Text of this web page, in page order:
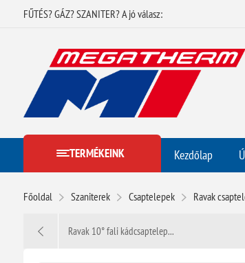
FŰTÉS? GÁZ? SZANITER? A jó válasz:
TERMÉKEINK Kezdőlap
Főoldal Szaniterek Csaptelepek Ravak
Ravak 10° fali kádcsaptelep...